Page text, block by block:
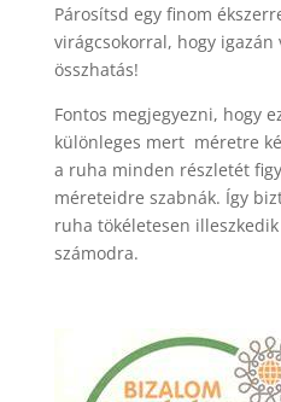
Párosítsd egy finom
virágcsokorral, hogy igazán
összhatás!
Fontos megjegyezni, hogy
különleges mert méretre
a ruha minden részletét
méreteidre szabnák. Így
ruha tökéletesen
számodra.